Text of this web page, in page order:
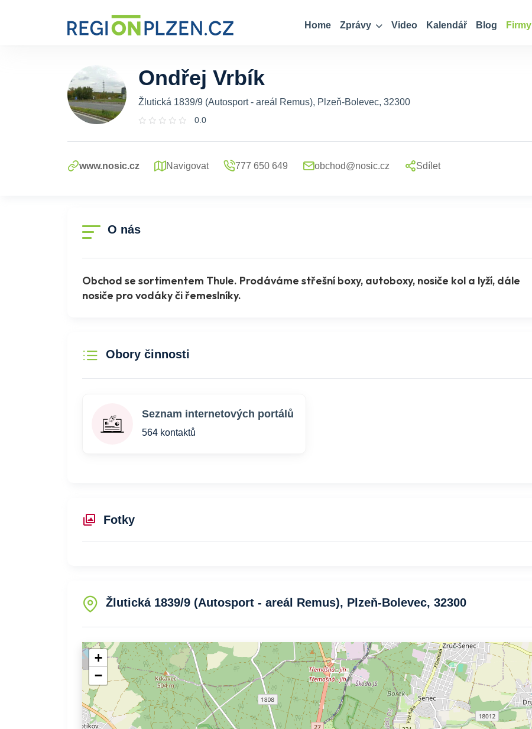
Home Zprávy Video Kalendář Blog Firmy
Ondřej Vrbík
Žlutická 1839/9 (Autosport - areál Remus), Plzeň-Bolevec, 32300
0.0
www.nosic.cz Navigovat 777 650 649 obchod@nosic.cz Sdílet
O nás
Obchod se sortimentem Thule. Prodáváme střešní boxy, autoboxy, nosiče kol a lyží, dále
nosiče pro vodáky či řemeslníky.
Obory činnosti
Seznam internetových portálů
564 kontaktů
Fotky
Žlutická 1839/9 (Autosport - areál Remus), Plzeň-Bolevec, 32300
+
−